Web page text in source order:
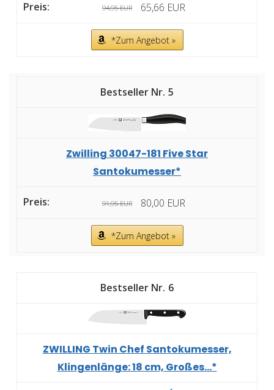
94,95 EUR 65,66 EUR
*Zum Angebot »
5
Zwilling 30047-181 Five Star
Santokumesser*
91,95 EUR 80,00 EUR
*Zum Angebot »
6
ZWILLING Twin Chef Santokumesser,
Klingenlänge: 18 cm, Großes...*